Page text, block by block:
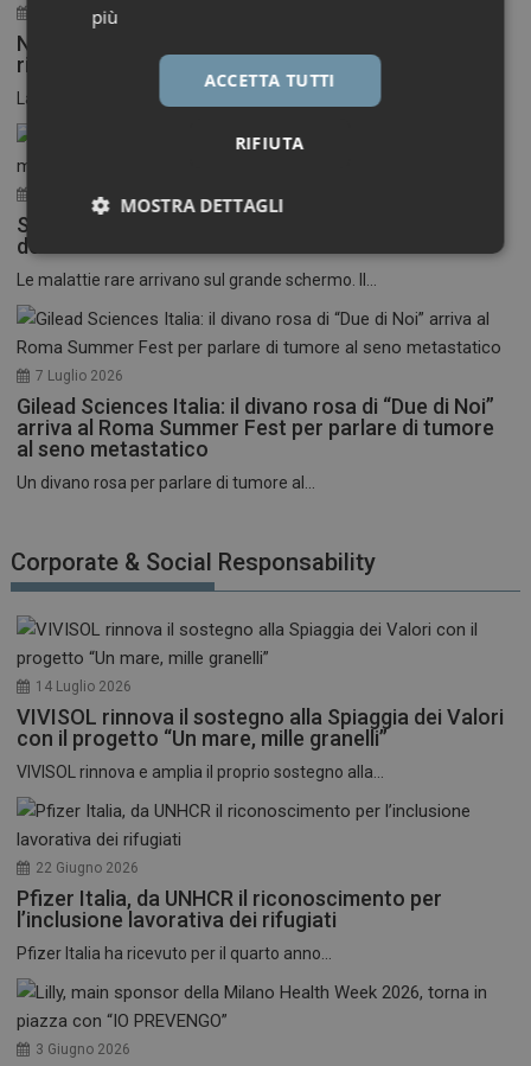
30 Luglio 2026
Neuroinfiammazione, fino a 50 mila euro per
ricercatori under 40
La Fondazione Francesco della Valle ETS apre le...
17 Luglio 2026
Stati Uniti: nasce il primo festival del cinema
dedicato alle malattie rare
Le malattie rare arrivano sul grande schermo. Il...
7 Luglio 2026
Gilead Sciences Italia: il divano rosa di “Due di Noi”
arriva al Roma Summer Fest per parlare di tumore
al seno metastatico
Un divano rosa per parlare di tumore al...
Corporate & Social Responsability
14 Luglio 2026
VIVISOL rinnova il sostegno alla Spiaggia dei Valori
con il progetto “Un mare, mille granelli”
VIVISOL rinnova e amplia il proprio sostegno alla...
22 Giugno 2026
Pfizer Italia, da UNHCR il riconoscimento per
l’inclusione lavorativa dei rifugiati
Pfizer Italia ha ricevuto per il quarto anno...
3 Giugno 2026
più
ACCETTA TUTTI
RIFIUTA
MOSTRA DETTAGLI
Necessari Marketing
Necessari Marketing
sito web abilitandone funzionalità di base quali la
NOME
FORNITORE / DOMINIO
.dailyhealthindustry.it
mese